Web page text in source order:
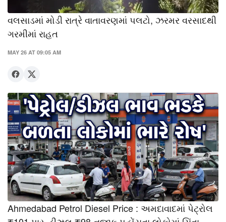
વલસાડમાં મોડી રાત્રે વાતાવરણમાં પલટો, ઝરમર વરસાદથી
ગરમીમાં રાહત
MAY 26 AT 09:05 AM
Ahmedabad Petrol Diesel Price : અમદાવાદમાં પેટ્રોલ